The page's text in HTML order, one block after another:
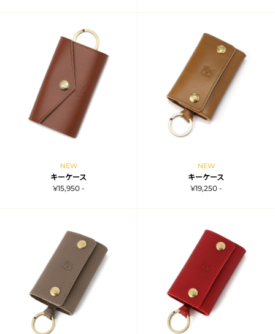
NEW
キーケース
¥15,950 -
NEW
キーケース
¥19,250 -